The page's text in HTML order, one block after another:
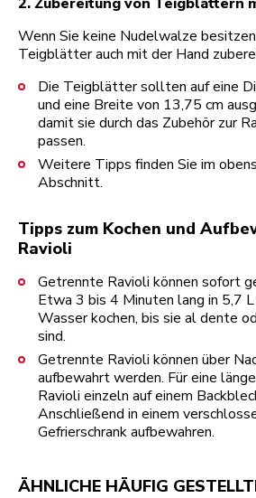
Wenn Sie keine Nudelwalze
Teigblätter auch mit der Hand
Die Teigblätter sollten auf eine
und eine Breite von 13,75 cm
damit sie durch das Zubehör zur
passen.
Weitere Tipps finden Sie im
Abschnitt.
Tipps zum Kochen und
Ravioli
Getrennte Ravioli können sofort
Etwa 3 bis 4 Minuten lang in 5,7
Wasser kochen, bis sie al dente
sind.
Getrennte Ravioli können über
aufbewahrt werden. Für eine
Ravioli einzeln auf einem
Anschließend in einem
Gefrierschrank aufbewahren.
ÄHNLICHE HÄUFIG